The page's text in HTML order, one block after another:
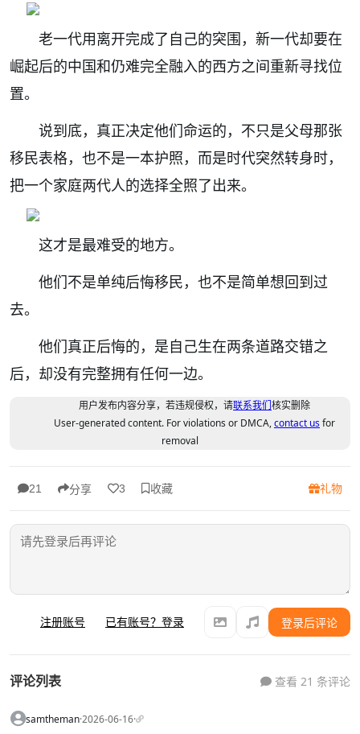
老一代用离开完成了自己的突围，新一代却要在
崛起后的中国和仍难完全融入的西方之间重新寻找位
置。
说到底，真正决定他们命运的，不只是父母那张
移民表格，也不是一本护照，而是时代突然转身时，
把一个家庭两代人的选择全照了出来。
这才是最难受的地方。
他们不是单纯后悔移民，也不是简单想回到过
去。
他们真正后悔的，是自己生在两条道路交错之
后，却没有完整拥有任何一边。
用户发布内容分享，若违规侵权，请联系我们核实删除
User-generated content. For violations or DMCA,contact usfor
removal
21 分享 3 收藏 礼物
注册账号 已有账号？登录 登录后评论
评论列表 查看 21 条评论
samtheman·2026-06-16·